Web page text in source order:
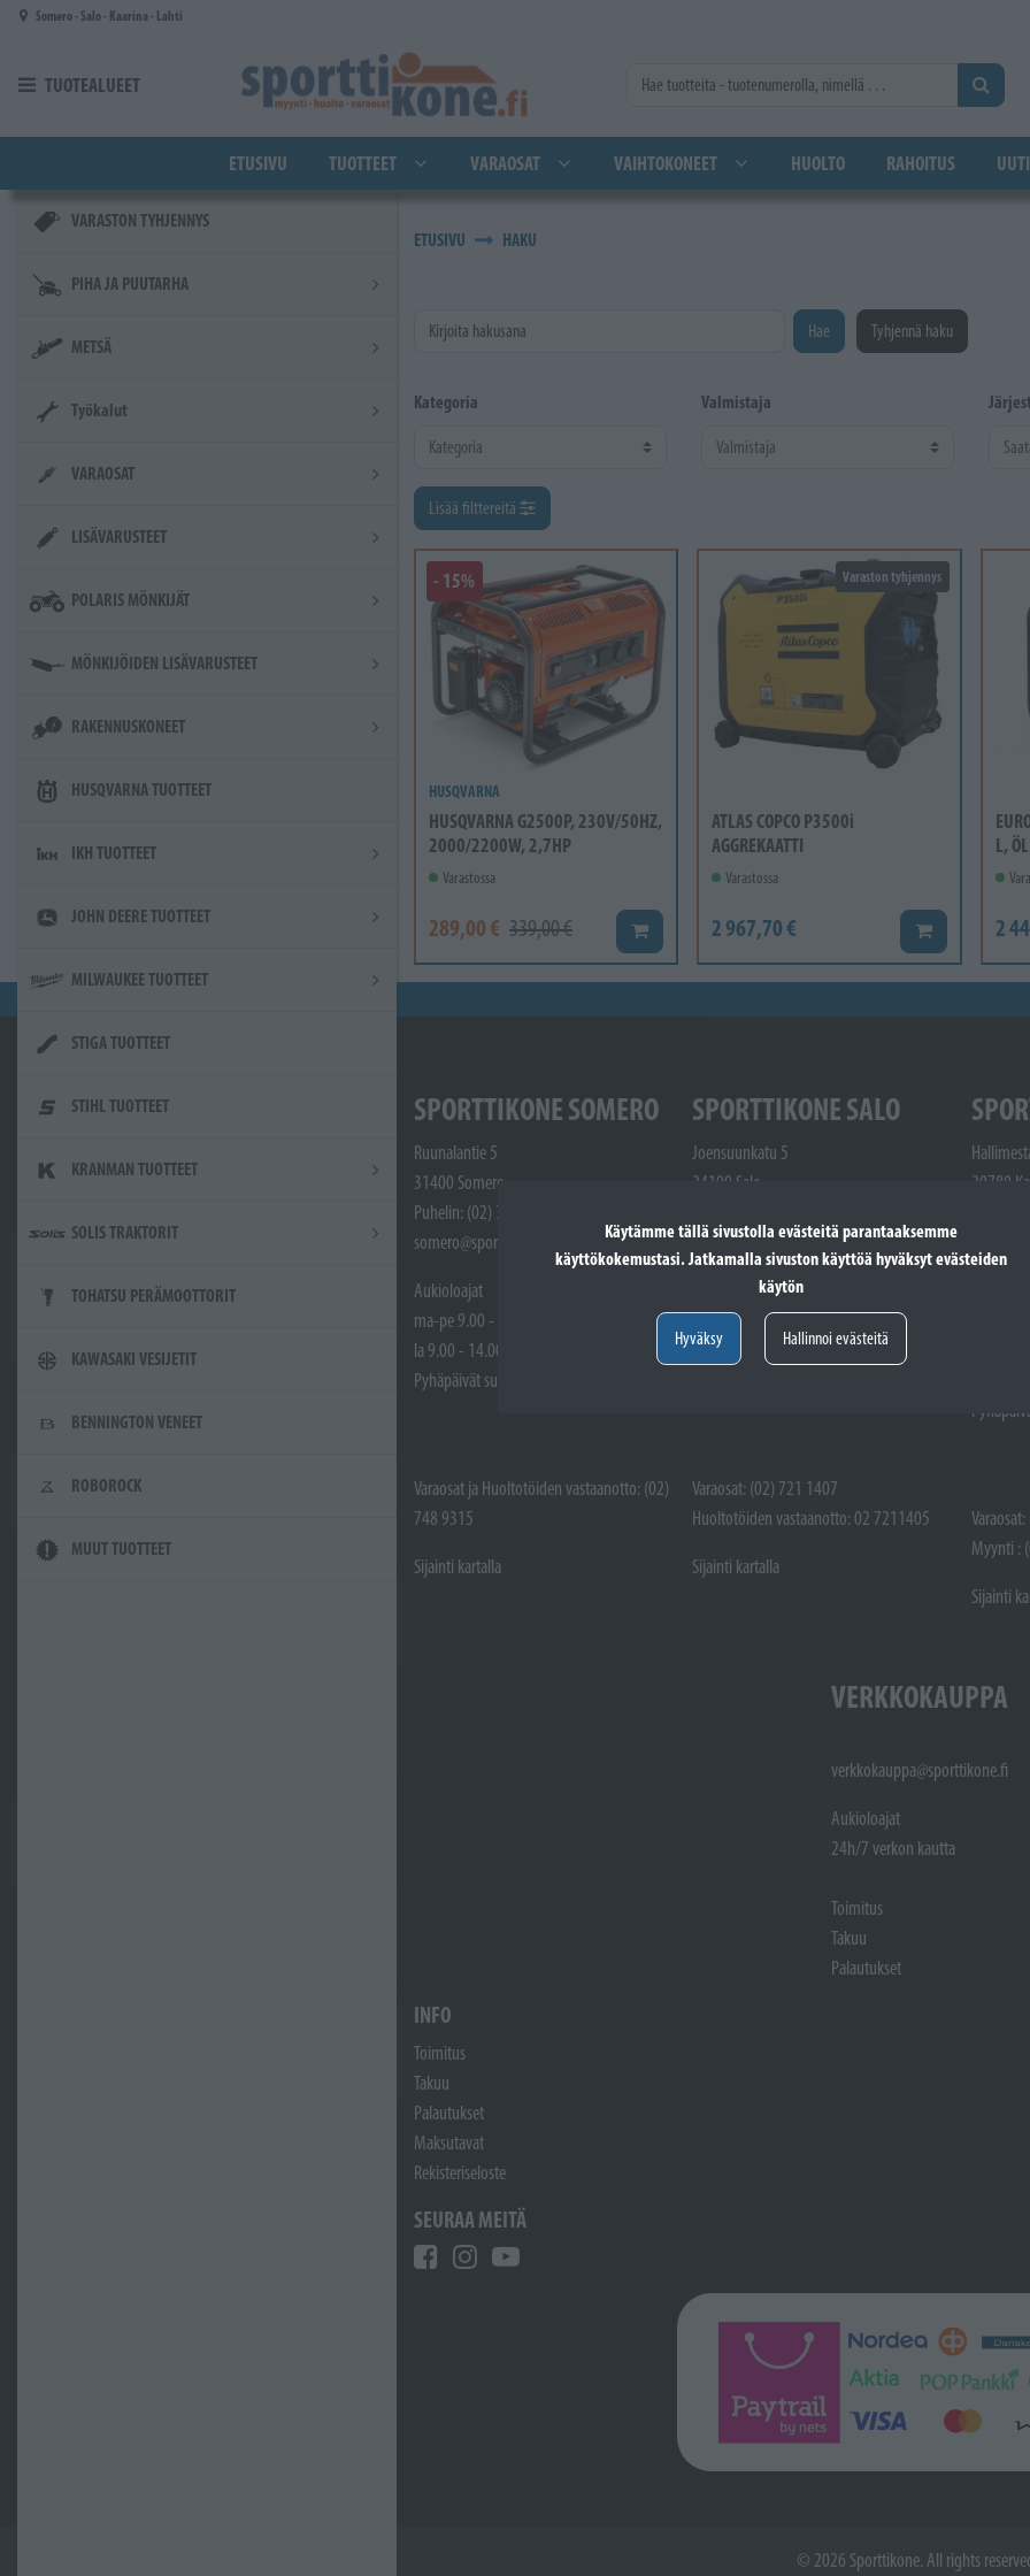
Käytämme tällä sivustolla evästeitä parantaaksemme
käyttökokemustasi. Jatkamalla sivuston käyttöä hyväksyt evästeiden
käytön
Hyväksy Hallinnoi evästeitä
Siirry pääsisältöön
Somero - Salo - Kaarina - Lahti
TUOTEALUEET
ETUSIVU TUOTTEET VARAOSAT VAIHTOKONEET HUOLTO RAHOITUS
VARASTON TYHJENNYS
PIHA JA PUUTARHA
METSÄ
Työkalut
VARAOSAT
LISÄVARUSTEET
POLARIS MÖNKIJÄT
MÖNKIJÖIDEN LISÄVARUSTEET
RAKENNUSKONEET
HUSQVARNA TUOTTEET
IKH TUOTTEET
JOHN DEERE TUOTTEET
MILWAUKEE TUOTTEET
STIGA TUOTTEET
STIHL TUOTTEET
KRANMAN TUOTTEET
SOLIS TRAKTORIT
TOHATSU PERÄMOOTTORIT
KAWASAKI VESIJETIT
BENNINGTON VENEET
ROBOROCK
MUUT TUOTTEET
ETUSIVU HAKU
Kirjoita hakusana Hae Tyhjennä haku
Kategoria Valmistaja
Lisää filttereitä
- 15%
HUSQVARNA
HUSQVARNA G2500P, 230V/50HZ,
2000/2200W, 2,7HP
Varastossa
289,00 € 339,00 € Lisää koriin
Varaston tyhjennys
ATLAS COPCO P3500i
AGGREKAATTI
Varastossa
2 967,70 € Lisää koriin
L,
2
SPORTTIKONE SOMERO
Ruunalantie 5
31400 Somero
Puhelin: (02) 748 9300
somero@sporttikone.fi
Aukioloajat
ma-pe 9.00 - 17.00
la 9.00 - 14.00
Pyhäpäivät suljettuna
Varaosat ja Huoltotöiden vastaanotto: (02)
748 9315
Sijainti kartalla
SPORTTIKONE SALO
Joensuunkatu 5
24100 Salo
salo@sporttikone.fi
Aukioloajat
ma-pe 9.00 - 17.00
la 9.00 - 14.00
Varaosat: (02) 721 1407
Huoltotöiden vastaanotto: 02 7211405
Sijainti kartalla
20780
ma-pe
Myynti :
Sijainti
VERKKOKAUPPA
verkkokauppa@sporttikone.fi
Aukioloajat
24h/7 verkon kautta
Toimitus
Takuu
Palautukset
INFO
Toimitus
Takuu
Palautukset
Maksutavat
Rekisteriseloste
SEURAA MEITÄ
© 2026 Sporttikone. All rights